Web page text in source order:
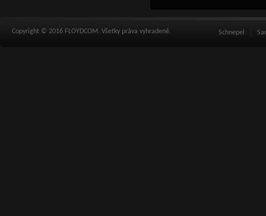
Copyright © 2016 FLOYDCOM. Všetky práva vyhradené. Schnepel